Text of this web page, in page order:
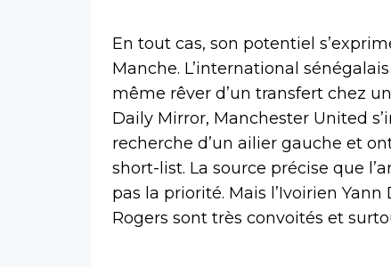
En tout cas, son potentiel
Manche. L’international
même rêver d’un transfert chez
Daily Mirror, Manchester United
recherche d’un ailier gauche et
short-list. La source précise que
pas la priorité. Mais l’Ivoirien
Rogers sont très convoités et